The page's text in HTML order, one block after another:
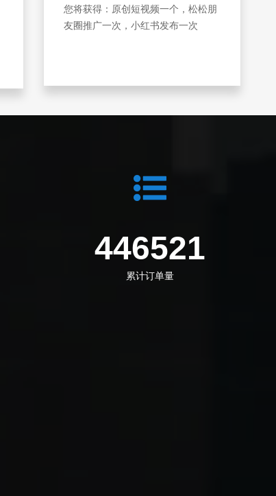
您将获得：原创短视频一个，松松朋
友圈推广一次，小红书发布一次
549564
累计订单量